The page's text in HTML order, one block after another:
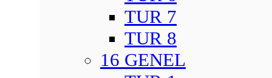
TUR 7
TUR 8
16 GENEL